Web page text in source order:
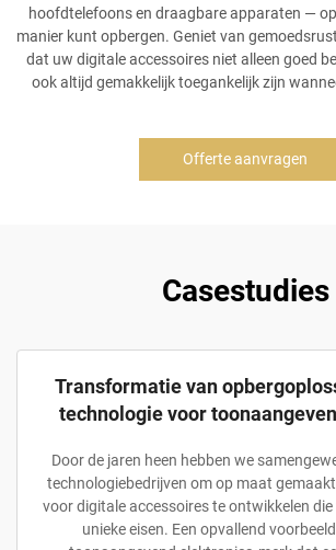
hoofdtelefoons en draagbare apparaten —
manier kunt opbergen. Geniet van
dat uw digitale accessoires niet alleen goed
ook altijd gemakkelijk toegankelijk zijn
Offerte aanvragen
Casestudies
Transformatie van
technologie voor
Door de jaren heen hebben we
technologiebedrijven om op maat
voor digitale accessoires te ontwikkelen
unieke eisen. Een opvallend